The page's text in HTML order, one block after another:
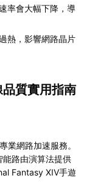
率會大幅下降，導
熱，影響網路晶片
質實用指南
業網路加速服務。
能路由演算法提供
Fantasy XIV手遊